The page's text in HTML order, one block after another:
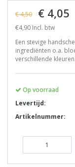
€ 4,50 € 4,05
€4,90 Incl. btw
Een stevige
ingrediënten o.a.
verschillende kleuren.
Op voorraad
Levertijd:
Artikelnummer: